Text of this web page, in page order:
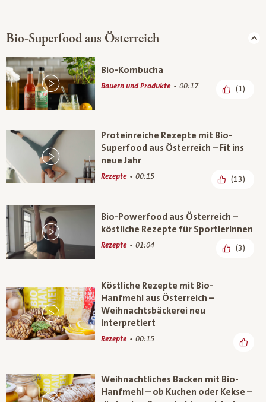
Bio-Superfood aus Österreich
Bio-Kombucha
Bauern und Produkte 00:17 (1)
Proteinreiche Rezepte mit Bio-
Superfood aus Österreich – Fit ins
neue Jahr
Rezepte 00:15 (13)
Bio-Powerfood aus Österreich –
köstliche Rezepte für SportlerInnen
Rezepte 01:04 (3)
Köstliche Rezepte mit Bio-
Hanfmehl aus Österreich –
Weihnachtsbäckerei neu
interpretiert
Rezepte 00:15
Weihnachtliches Backen mit Bio-
Hanfmehl – ob Kuchen oder Kekse –